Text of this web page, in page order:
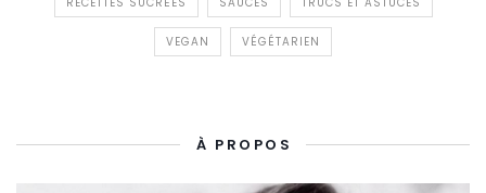
VEGAN VÉGÉTARIEN
À PROPOS